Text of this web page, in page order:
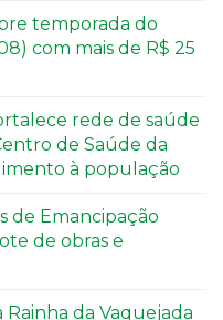
temporada do
com mais de R$ 25
rede de saúde
de Saúde da
à população
de Emancipação
de obras e
Rainha da Vaquejada